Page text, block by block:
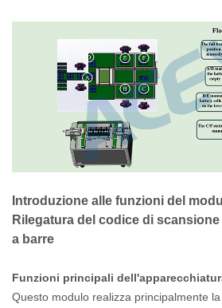
Introduzione alle funzioni del
Rilegatura del codice di
a barre
Funzioni principali
Questo modulo realizza principalmente